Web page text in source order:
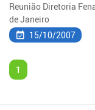
Reunião Diretoria
de Janeiro
15/10/2007
1